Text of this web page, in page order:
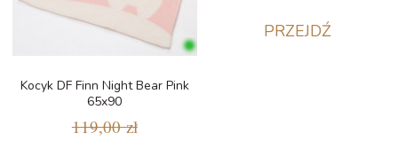
Kocyk DF Finn Night Bear Pink
65x90
119,00 zł
PRZEJDŹ